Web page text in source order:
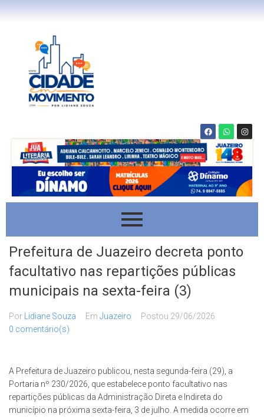
Prefeitura de Juazeiro decreta ponto
facultativo nas repartições públicas
municipais na sexta-feira (3)
Por Lidiane Souza Em Juazeiro Postou 29/06/2026
0 comentário(s)
A Prefeitura de Juazeiro publicou, nesta segunda-feira (29), a
Portaria nº 230/2026, que estabelece ponto facultativo nas
repartições públicas da Administração Direta e Indireta do
município na próxima sexta-feira, 3 de julho. A medida ocorre em